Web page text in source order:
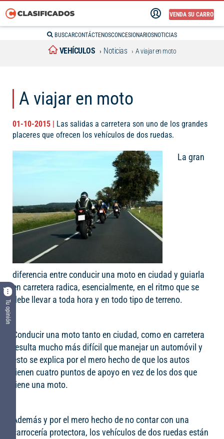
VENDA SU CARRO
BUSCARCONTÁCTENOSCONCESIONARIOSNOTICIAS
VEHÍCULOS Noticias A viajar en moto
A viajar en moto
01-10-2015 | Las salidas a carretera son uno de los grandes
placeres que ofrecen los vehículos de dos ruedas.
La gran
diferencia entre conducir una moto en ciudad y guiarla
en carretera radica, esencialmente, en el ritmo que se
debe llevar a toda hora y en todo tipo de terreno.
Conducir una moto tanto en ciudad, como en carretera
resulta mucho más difícil que manejar un automóvil y
esto se explica por el mero hecho de que los autos
tienen cuatro puntos de apoyo en vez de los dos que
tiene una moto.
Además y por el mero hecho de no contar con una
carrocería protectora, los vehículos de dos ruedas están
Tu opinión